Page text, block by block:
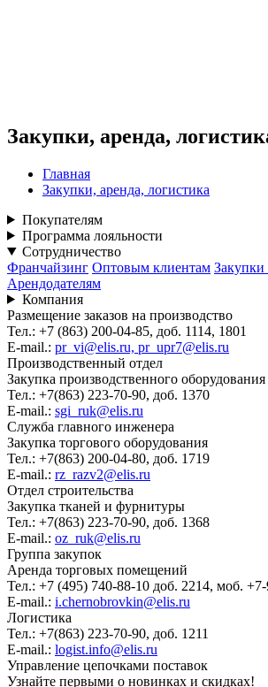
Закупки, аренда,
Главная
Закупки, аренда, логистика
Покупателям
Программа лояльности
Сотрудничество
Франчайзинг Оптовым клиентам Закупки
Арендодателям
Компания
Размещение заказов на производство
Тел.: +7 (863) 200-04-85, доб. 1114, 1801
E-mail.: pr_vi@elis.ru, pr_upr7@elis.ru
Производственный отдел
Закупка производственного оборудования
Тел.: +7(863) 223-70-90, доб. 1370
E-mail.: sgi_ruk@elis.ru
Служба главного инженера
Закупка торгового оборудования
Тел.: +7(863) 200-04-80, доб. 1719
E-mail.: rz_razv2@elis.ru
Отдел строительства
Закупка тканей и фурнитуры
Тел.: +7(863) 223-70-90, доб. 1368
E-mail.: oz_ruk@elis.ru
Группа закупок
Аренда торговых помещений
Тел.: +7 (495) 740-88-10 доб. 2214, моб.
E-mail.: i.chernobrovkin@elis.ru
Логистика
Тел.: +7(863) 223-70-90, доб. 1211
E-mail.: logist.info@elis.ru
Управление цепочками поставок
Узнайте первыми о новинках и скидках!